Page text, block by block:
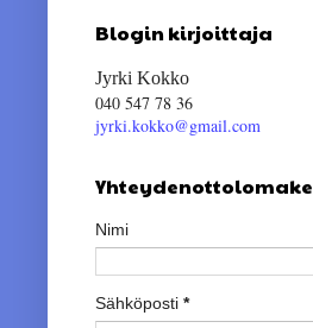
Blogin kirjoittaja
Jyrki Kokko
040 547 78 36
jyrki.kokko@gmail.com
Yhteydenottolomake
Nimi
Sähköposti *